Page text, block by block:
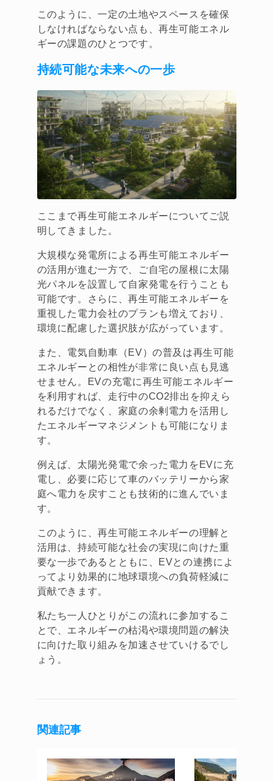
このように、一定の土地やスペースを確保
しなければならない点も、再生可能エネル
ギーの課題のひとつです。
持続可能な未来への一歩
ここまで再生可能エネルギーについてご説
明してきました。
大規模な発電所による再生可能エネルギー
の活用が進む一方で、ご自宅の屋根に太陽
光パネルを設置して自家発電を行うことも
可能です。さらに、再生可能エネルギーを
重視した電力会社のプランも増えており、
環境に配慮した選択肢が広がっています。
また、電気自動車（EV）の普及は再生可能
エネルギーとの相性が非常に良い点も見逃
せません。EVの充電に再生可能エネルギー
を利用すれば、走行中のCO2排出を抑えら
れるだけでなく、家庭の余剰電力を活用し
たエネルギーマネジメントも可能になりま
す。
例えば、太陽光発電で余った電力をEVに充
電し、必要に応じて車のバッテリーから家
庭へ電力を戻すことも技術的に進んでいま
す。
このように、再生可能エネルギーの理解と
活用は、持続可能な社会の実現に向けた重
要な一歩であるとともに、EVとの連携によ
ってより効果的に地球環境への負荷軽減に
貢献できます。
私たち一人ひとりがこの流れに参加するこ
とで、エネルギーの枯渇や環境問題の解決
に向けた取り組みを加速させていけるでし
ょう。
関連記事